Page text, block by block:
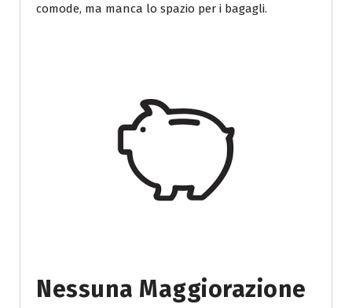
comode, ma manca lo spazio per i bagagli.
Nessuna Maggiorazione